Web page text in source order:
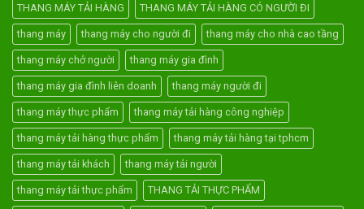
THANG MÁY TẢI HÀNG THANG MÁY TẢI HÀNG CÓ NGƯỜI ĐI
thang máy thang máy cho người đi thang máy cho nhà cao tầng
thang máy chở người thang máy gia đình
thang máy gia đình liên doanh thang máy người đi
thang máy thực phẩm thang máy tải hàng công nghiệp
thang máy tải hàng thực phẩm thang máy tải hàng tại tphcm
thang máy tải khách thang máy tải người
thang máy tải thực phẩm THANG TẢI THỰC PHẨM